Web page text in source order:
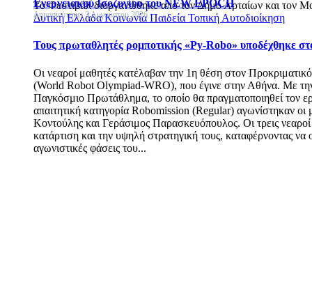
Το Φεστιβάλ διοργανώθηκε από τον Δήμο Αρταίων και τον
Δυτική ΕλλάδαΚοινωνίαΠαιδεία Τοπική Αυτοδιοίκηση
Τους πρωταθλητές ρομποτικής «Py-Robo» υποδέχθηκε
Οι νεαροί μαθητές κατέλαβαν την 1η θέση στον
(World Robot Olympiad-WRO), που έγινε στην Αθήνα. Με την
Παγκόσμιο Πρωτάθλημα, το οποίο θα πραγματοποιηθεί τον
απαιτητική κατηγορία Robomission (Regular) αγωνίστηκαν
Κοντούλης και Γεράσιμος Παρασκευόπουλος. Οι τρεις νεαροί
κατάρτιση και την υψηλή στρατηγική τους, καταφέρνοντας
αγωνιστικές φάσεις του...
Ενεργειακού Ισοζυγίου του NEW EPOCH
Δημοσιεύτηκε: 3 Αυγούστου 2026